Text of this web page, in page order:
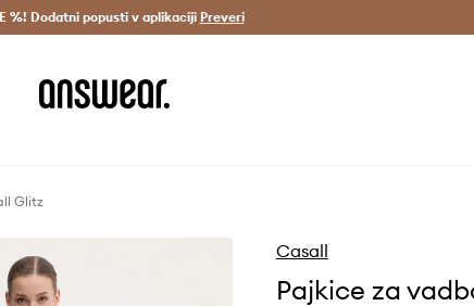
Prihrani z vpisom v Answear Club >
%! Dodatni popusti v aplikaciji Preveri
Glitz
Casall
Pajkice za